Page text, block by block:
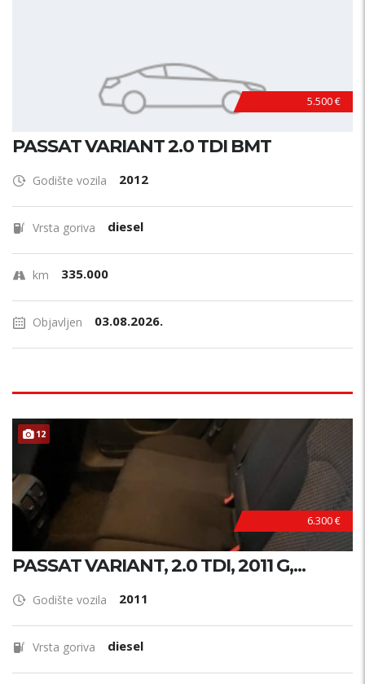
5.500 €
PASSAT VARIANT 2.0 TDI BMT
Godište vozila 2012
Vrsta goriva diesel
km 335.000
Objavljen 03.08.2026.
12
6.300 €
PASSAT VARIANT, 2.0 TDI, 2011 G,...
Godište vozila 2011
Vrsta goriva diesel